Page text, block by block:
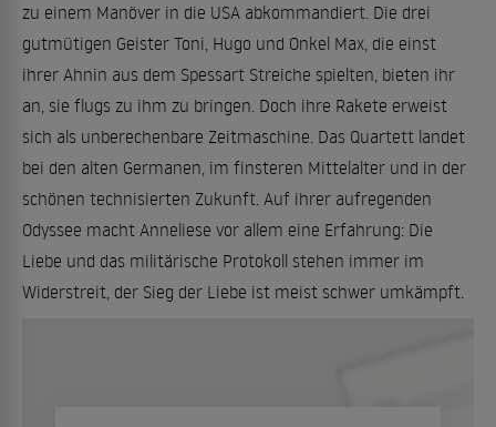
zu einem Manöver in die USA abkommandiert. Die drei
gutmütigen Geister Toni, Hugo und Onkel Max, die einst
ihrer Ahnin aus dem Spessart Streiche spielten, bieten ihr
an, sie flugs zu ihm zu bringen. Doch ihre Rakete erweist
sich als unberechenbare Zeitmaschine. Das Quartett landet
bei den alten Germanen, im finsteren Mittelalter und in der
schönen technisierten Zukunft. Auf ihrer aufregenden
Odyssee macht Anneliese vor allem eine Erfahrung: Die
Liebe und das militärische Protokoll stehen immer im
Widerstreit, der Sieg der Liebe ist meist schwer umkämpft.